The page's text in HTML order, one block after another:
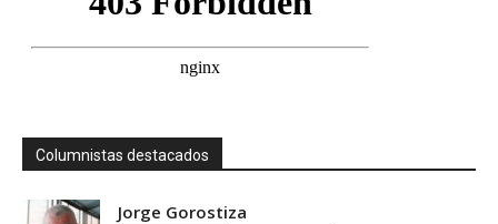
Columnistas destacados
Jorge Gorostiza